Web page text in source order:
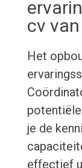
cv
Het
je de
effectief